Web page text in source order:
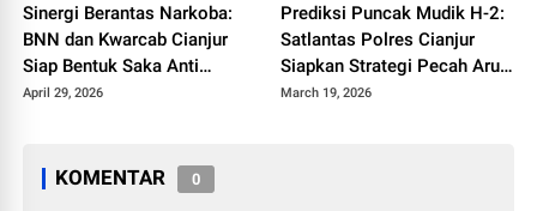
Sinergi Berantas Narkoba:
BNN dan Kwarcab Cianjur
Siap Bentuk Saka Anti
Narkotika
April 29, 2026
Prediksi Puncak Mudik H-2:
Satlantas Polres Cianjur
Siapkan Strategi Pecah Arus
ke Jalur Alternatif
March 19, 2026
KOMENTAR 0